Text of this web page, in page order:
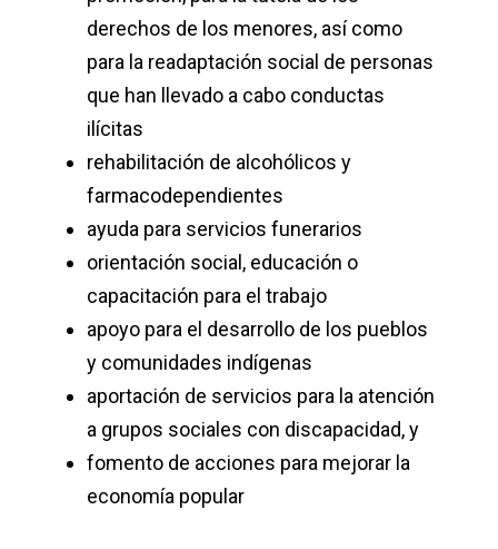
derechos de los menores, así como
para la readaptación social de personas
que han llevado a cabo conductas
ilícitas
rehabilitación de alcohólicos y
farmacodependientes
ayuda para servicios funerarios
orientación social, educación o
capacitación para el trabajo
apoyo para el desarrollo de los pueblos
y comunidades indígenas
aportación de servicios para la atención
a grupos sociales con discapacidad, y
fomento de acciones para mejorar la
economía popular